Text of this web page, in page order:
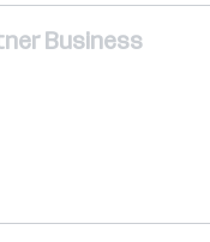
Business